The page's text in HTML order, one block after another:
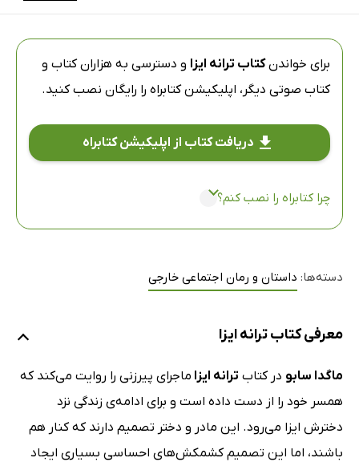
برای خواندنکتاب ترانه ایزا و دسترسی به هزاران کتاب و
کتاب صوتی دیگر، اپلیکیشن کتابراه را رایگان نصب کنید.
دریافت کتاب از اپلیکیشن کتابراه
چرا کتابراه را نصب کنم؟
دسته‌ها: داستان و رمان اجتماعی خارجی
معرفی کتاب ترانه ایزا
ماگدا سابو در کتاب ترانه ایزا ماجرای پیرزنی را روایت می‌کند که
همسر خود را از دست داده است و برای ادامه‌ی زندگی نزد
دخترش ایزا می‌رود. این مادر و دختر تصمیم دارند که کنار هم
باشند، اما این تصمیم کشمکش‌های احساسی بسیاری ایجاد